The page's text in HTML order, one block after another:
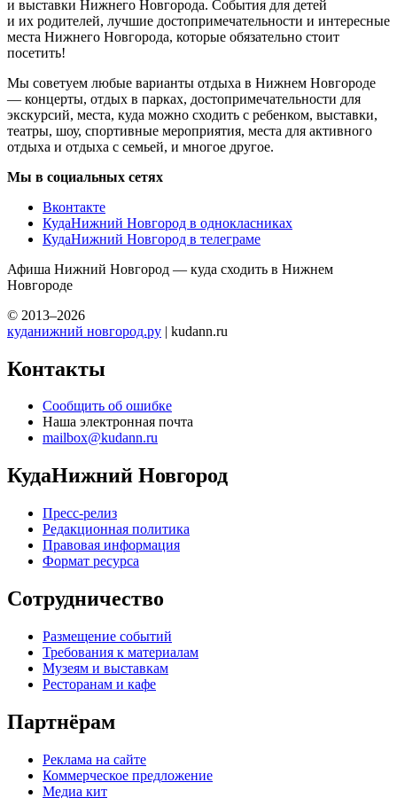
и выставки Нижнего Новгорода. События для детей
и их родителей, лучшие достопримечательности и интересные
места Нижнего Новгорода, которые обязательно стоит
посетить!
Мы советуем любые варианты отдыха в Нижнем Новгороде
— концерты, отдых в парках, достопримечательности для
экскурсий, места, куда можно сходить с ребенком, выставки,
театры, шоу, спортивные мероприятия, места для активного
отдыха и отдыха с семьей, и многое другое.
Мы в социальных сетях
Вконтакте
КудаНижний Новгород в однокласниках
КудаНижний Новгород в телеграме
Афиша Нижний Новгород — куда сходить в Нижнем
Новгороде
© 2013–2026
куданижний новгород.ру | kudann.ru
Контакты
Сообщить об ошибке
Наша электронная почта
mailbox@kudann.ru
КудаНижний Новгород
Пресс-релиз
Редакционная политика
Правовая информация
Формат ресурса
Сотрудничество
Размещение событий
Требования к материалам
Музеям и выставкам
Ресторанам и кафе
Партнёрам
Реклама на сайте
Коммерческое предложение
Медиа кит